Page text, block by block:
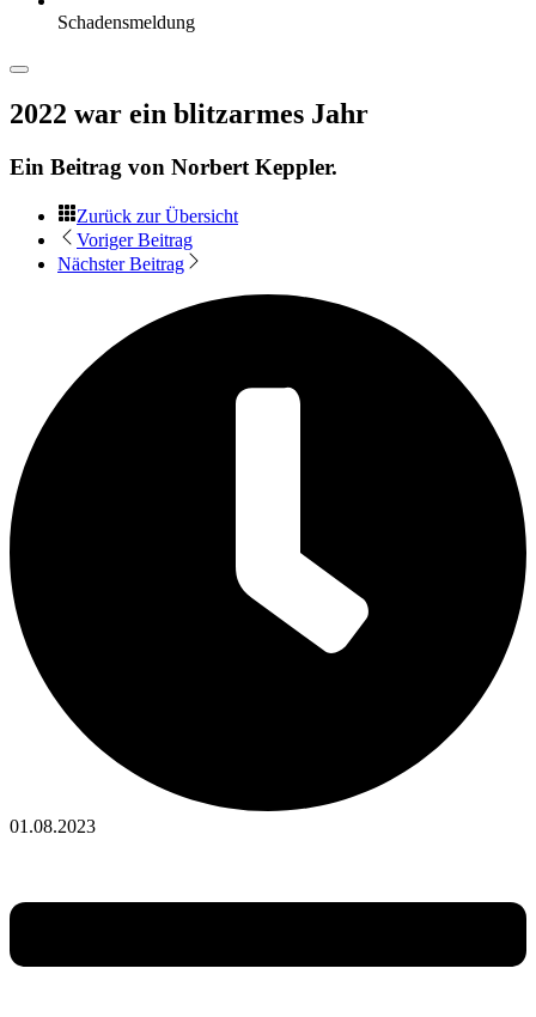
Schadensmeldung
2022 war ein blitzarmes Jahr
Ein Beitrag von Norbert Keppler.
Zurück zur Übersicht
Voriger Beitrag
Nächster Beitrag
01.08.2023